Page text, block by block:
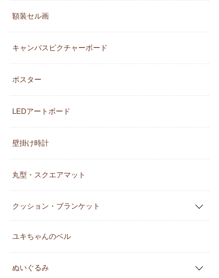
額装セル画
キャンバスピクチャーボード
ポスター
LEDアートボード
壁掛け時計
丸型・スクエアマット
クッション・ブランケット
ユキちゃんのベル
ぬいぐるみ